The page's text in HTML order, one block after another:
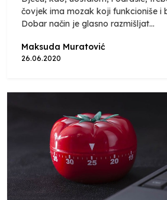
čovjek ima mozak koji funkcioniše i
Dobar način je glasno razmišljat...
Maksuda Muratović
26.06.2020